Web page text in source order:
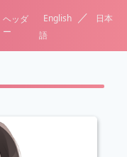
ヘッダ
ー
English ／
日本
語